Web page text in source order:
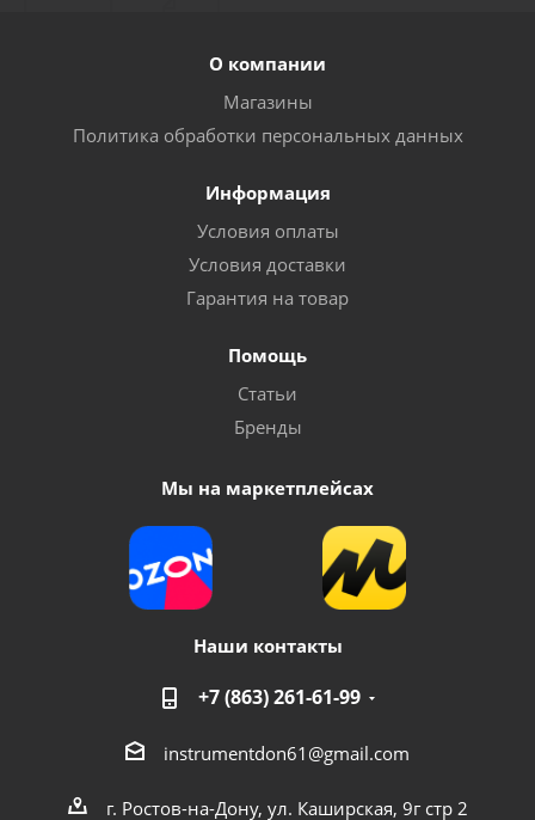
О компании
Магазины
Политика обработки персональных данных
Информация
Условия оплаты
Условия доставки
Гарантия на товар
Помощь
Статьи
Бренды
Мы на маркетплейсах
Наши контакты
+7 (863) 261-61-99
instrumentdon61@gmail.com
г. Ростов-на-Дону, ул. Каширская, 9г стр 2